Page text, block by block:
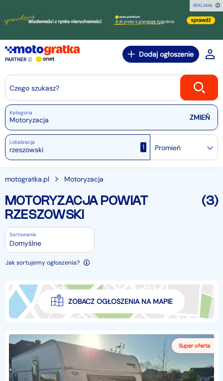
REKLAMA
PARTNER
Dodaj ogłoszenie
Czego szukasz?
Kategoria
Motoryzacja
Lokalizacja
1 Promień
motogratka.pl Motoryzacja
MOTORYZACJA POWIAT
RZESZOWSKI
(3)
Sortowanie
Domyślne
Jak sortujemy ogłoszenia?
ZOBACZ OGŁOSZENIA NA MAPIE